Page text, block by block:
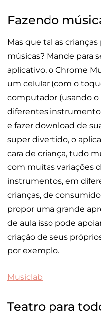
Fazendo
Mas que tal as
músicas? Mande para
aplicativo, o Chrome
um celular (com o
computador (usando o
diferentes
e fazer download de
super divertido, o
cara de criança, tudo
com muitas variações
instrumentos, em
crianças, de
propor uma grande
de aula isso pode
criação de seus
por exemplo.
Musiclab
Teatro para